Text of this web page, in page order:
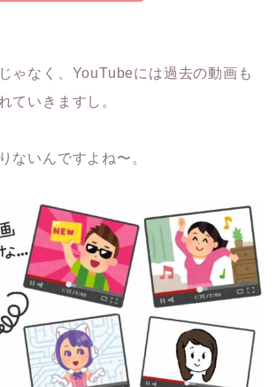
ゃなく、YouTubeには過去の動画も
ていきますし。
ないんですよね〜。